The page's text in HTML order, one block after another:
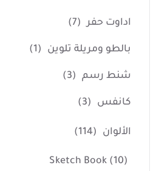
اداوت حفر (7)
بالطو ومريلة تلوين (1)
شنط رسم (3)
كانفس (3)
الألوان (114)
Sketch Book (10)